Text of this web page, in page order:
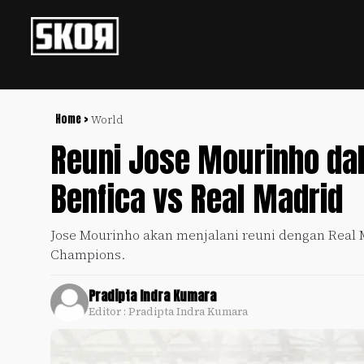
Home > World
Reuni Jose Mourinho
Benfica vs Real Madrid
Jose Mourinho akan menjalani reuni dengan
Champions.
Pradipta Indra Kumara
Editor : Pradipta Indra Kumara
Football +
Culture +
Sports
Update
+
Timnas
SKOR
Policy
Pedoman
Pemberitaan
Media
Disclaimer
Kami